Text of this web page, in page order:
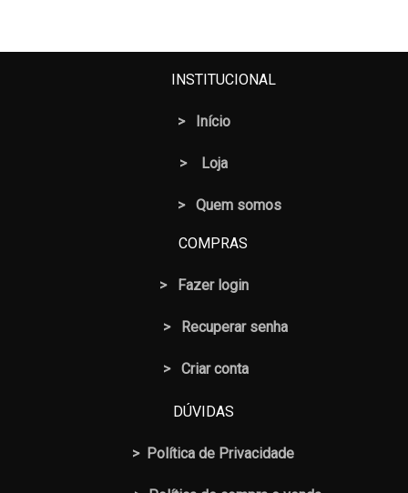
INSTITUCIONAL
> Início
> Loja
> Quem somos
COMPRAS
> Fazer login
> Recuperar senha
> Criar conta
DÚVIDAS
> Política de Privacidade